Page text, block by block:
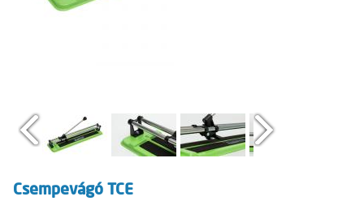
Csempevágó TCE